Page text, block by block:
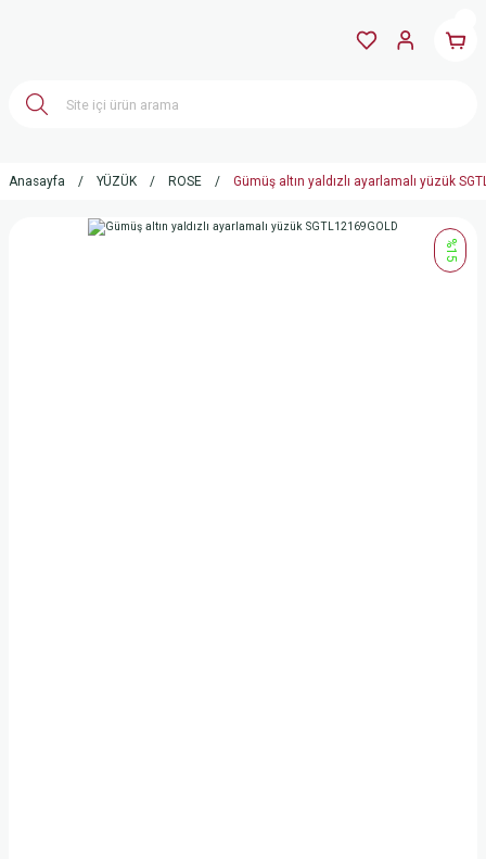
Anasayfa YÜZÜK ROSE Gümüş altın yaldızlı ayarlamalı yüzük
%15